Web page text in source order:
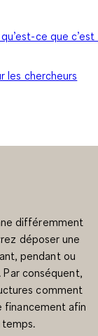
ce que c’est
les chercheurs
différemment
déposer une
pendant ou
conséquent,
comment
financement afin